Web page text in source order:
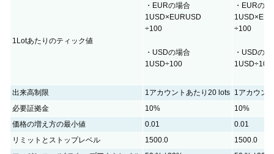
1Lotあたりのティック値
・EURの場合
1USD×EURUSD
÷100
・USDの場合
1USD÷100
・EURの場
÷100
・USDの場
1USD÷100
出来高制限 1アカウントあたり20 lots 1アカウン
必要証拠金
10%
10%
価格の増え方の最小値
0.01
0.01
リミットとストップレベル
1500.0
1500.0